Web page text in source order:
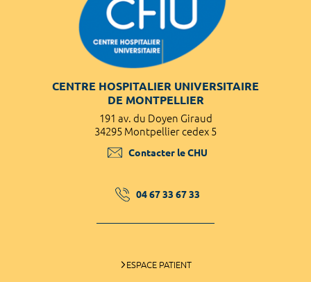
CENTRE HOSPITALIER UNIVERSITAIRE
DE MONTPELLIER
191 av. du Doyen Giraud
34295 Montpellier cedex 5
Contacter le CHU
04 67 33 67 33
ESPACE PATIENT